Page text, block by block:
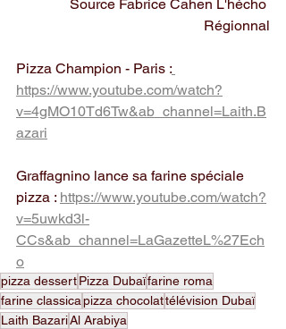
Source Fabrice Cahen L'hécho
Régionnal
Pizza Champion - Paris :
https://www.youtube.com/watch?
v=4gMO10Td6Tw&ab_channel=Laith.B
azari
Graffagnino lance sa farine spéciale
pizza : https://www.youtube.com/watch?
v=5uwkd3l-
CCs&ab_channel=LaGazetteL%27Ech
o
pizza dessertPizza Dubaïfarine roma
farine classicapizza chocolattélévision Dubaï
Laith BazariAl Arabiya